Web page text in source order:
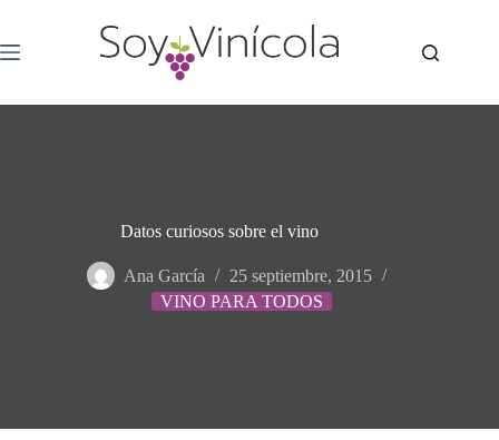
Datos curiosos sobre el vino
Ana García
25 septiembre, 2015
VINO PARA TODOS